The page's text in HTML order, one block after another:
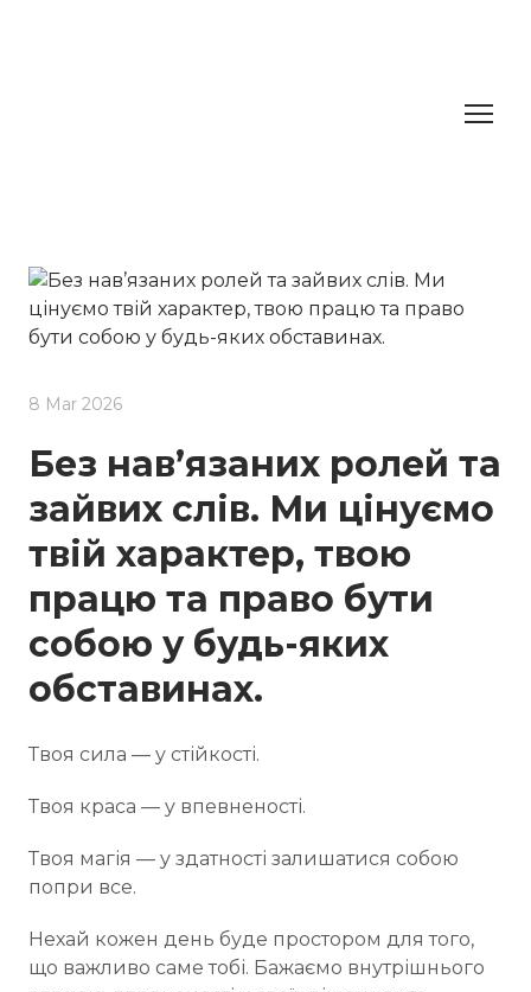
8 Mar 2026
Без нав’язаних ролей та
зайвих слів. Ми цінуємо
твій характер, твою
працю та право бути
собою у будь-яких
обставинах.
Твоя сила — у стійкості.
Твоя краса — у впевненості.
Твоя магія — у здатності залишатися собою
попри все.
Нехай кожен день буде простором для того,
що важливо саме тобі. Бажаємо внутрішнього